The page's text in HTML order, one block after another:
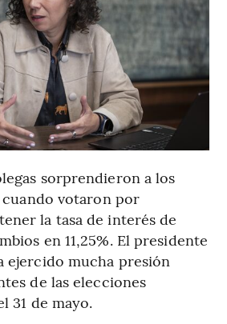
sorprendieron a los
votaron por
la tasa de interés de
en 11,25%. El presidente
ejercido mucha presión
de las elecciones
31 de mayo.